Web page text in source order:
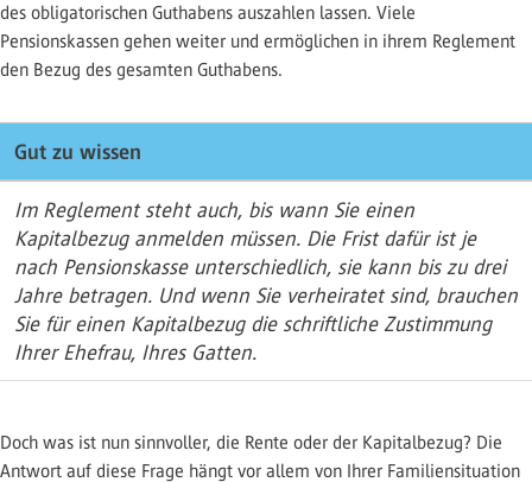
des obligatorischen Guthabens auszahlen lassen. Viele
Pensionskassen gehen weiter und ermöglichen in ihrem Reglement
den Bezug des gesamten Guthabens.
Gut zu wissen
Im Reglement steht auch, bis wann Sie einen
Kapitalbezug anmelden müssen. Die Frist dafür ist je
nach Pensionskasse unterschiedlich, sie kann bis zu drei
Jahre betragen. Und wenn Sie verheiratet sind, brauchen
Sie für einen Kapitalbezug die schriftliche Zustimmung
Ihrer Ehefrau, Ihres Gatten.
Doch was ist nun sinnvoller, die Rente oder der Kapitalbezug? Die
Antwort auf diese Frage hängt vor allem von Ihrer Familiensituation